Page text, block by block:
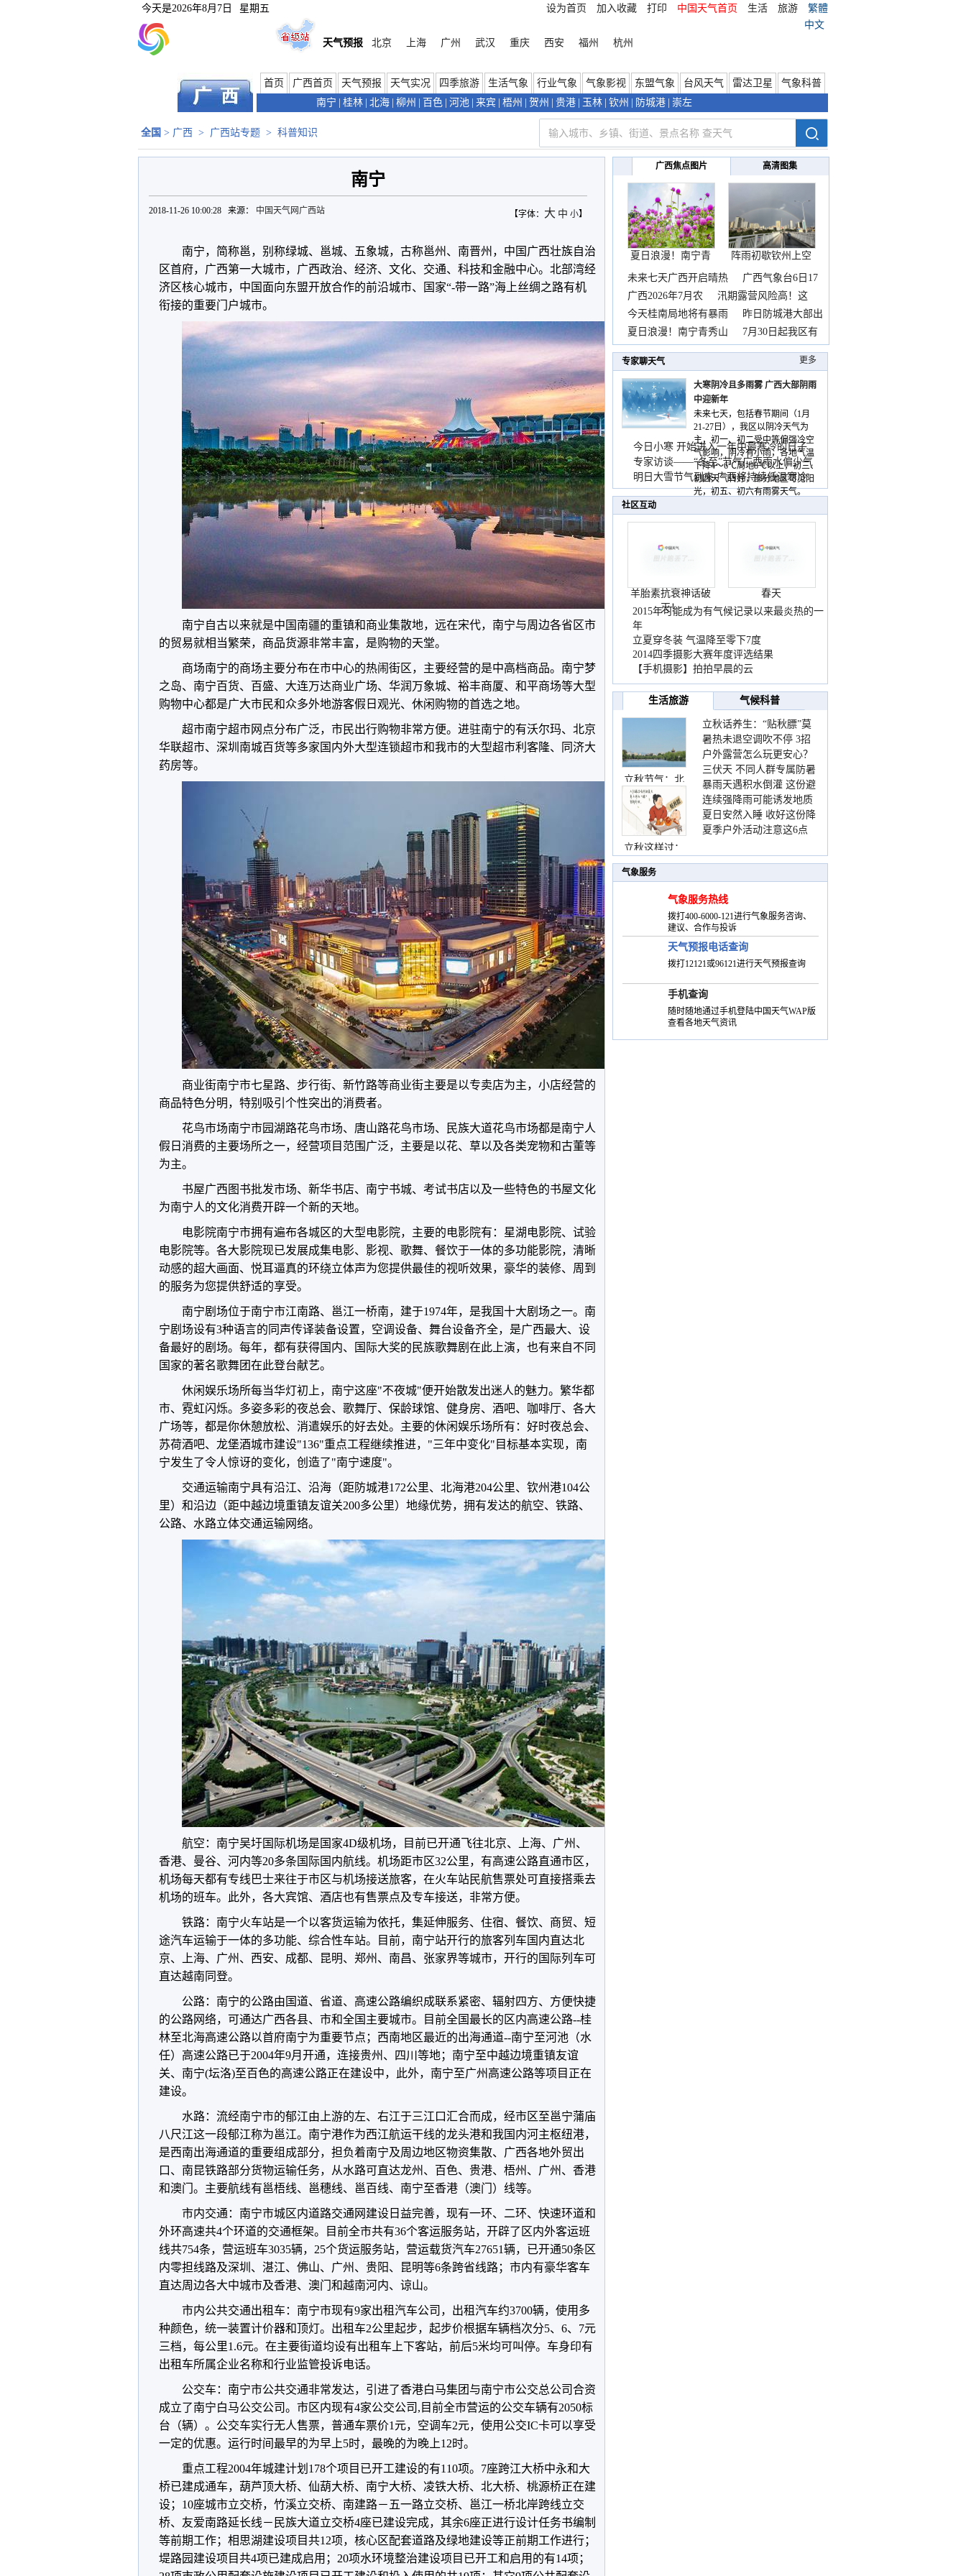
今天是2026年8月7日 星期五 设为首页 加入收藏 打印 中国天气首页 生活 旅游
繁體
中文
天气预报
北京 上海 广州 武汉 重庆 西安 福州 杭州
首页 广西首页 天气预报 天气实况 四季旅游 生活气象 行业气象 气象影视 东盟气象 台风天气 雷达卫星
气象科普
南宁
桂林 北海 柳州 百色 河池 来宾 梧州 贺州 贵港 玉林 钦州 防城港 崇左
全国 > 广西 > 广西站专题 > 科普知识
南宁
【字体： 大 中 小】
2018-11-26 10:00:28 来源： 中国天气网广西站
南宁，简称邕，别称绿城、邕城、五象城，古称邕州、南晋州，中国广西壮族自治
区首府，广西第一大城市，广西政治、经济、文化、交通、科技和金融中心。北部湾经
济区核心城市，中国面向东盟开放合作的前沿城市、国家“-带一路”海上丝绸之路有机
衔接的重要门户城市。
南宁自古以来就是中国南疆的重镇和商业集散地，远在宋代，南宁与周边各省区市
的贸易就相当繁荣，商品货源非常丰富，是购物的天堂。
商场南宁的商场主要分布在市中心的热闹街区，主要经营的是中高档商品。南宁梦
之岛、南宁百货、百盛、大连万达商业广场、华润万象城、裕丰商厦、和平商场等大型
购物中心都是广大市民和众多外地游客假日观光、休闲购物的首选之地。
超市南宁超市网点分布广泛，市民出行购物非常方便。进驻南宁的有沃尔玛、北京
华联超市、深圳南城百货等多家国内外大型连锁超市和我市的大型超市利客隆、同济大
药房等。
商业街南宁市七星路、步行街、新竹路等商业街主要是以专卖店为主，小店经营的
商品特色分明，特别吸引个性突出的消费者。
花鸟市场南宁市园湖路花鸟市场、唐山路花鸟市场、民族大道花鸟市场都是南宁人
假日消费的主要场所之一，经营项目范围广泛，主要是以花、草以及各类宠物和古董等
为主。
书屋广西图书批发市场、新华书店、南宁书城、考试书店以及一些特色的书屋文化
为南宁人的文化消费开辟一个新的天地。
电影院南宁市拥有遍布各城区的大型电影院，主要的电影院有：星湖电影院、试验
电影院等。各大影院现已发展成集电影、影视、歌舞、餐饮于一体的多功能影院，清晰
动感的超大画面、悦耳逼真的环绕立体声为您提供最佳的视听效果，豪华的装修、周到
的服务为您提供舒适的享受。
南宁剧场位于南宁市江南路、邕江一桥南，建于1974年，是我国十大剧场之一。南
宁剧场设有3种语言的同声传译装备设置，空调设备、舞台设备齐全，是广西最大、设
备最好的剧场。每年，都有获得国内、国际大奖的民族歌舞剧在此上演，也有来自不同
国家的著名歌舞团在此登台献艺。
休闲娱乐场所每当华灯初上，南宁这座"不夜城"便开始散发出迷人的魅力。繁华都
市、霓虹闪烁。多姿多彩的夜总会、歌舞厅、保龄球馆、健身房、酒吧、咖啡厅、各大
广场等，都是你休憩放松、消遣娱乐的好去处。主要的休闲娱乐场所有：好时夜总会、
苏荷酒吧、龙堡酒城市建设"136"重点工程继续推进，"三年中变化"目标基本实现，南
宁发生了令人惊讶的变化，创造了"南宁速度"。
交通运输南宁具有沿江、沿海（距防城港172公里、北海港204公里、钦州港104公
里）和沿边（距中越边境重镇友谊关200多公里）地缘优势，拥有发达的航空、铁路、
公路、水路立体交通运输网络。
航空：南宁吴圩国际机场是国家4D级机场，目前已开通飞往北京、上海、广州、
香港、曼谷、河内等20多条国际国内航线。机场距市区32公里，有高速公路直通市区，
机场每天都有专线巴士来往于市区与机场接送旅客，在火车站民航售票处可直接搭乘去
机场的班车。此外，各大宾馆、酒店也有售票点及专车接送，非常方便。
铁路：南宁火车站是一个以客货运输为依托，集延伸服务、住宿、餐饮、商贸、短
途汽车运输于一体的多功能、综合性车站。目前，南宁站开行的旅客列车国内直达北
京、上海、广州、西安、成都、昆明、郑州、南昌、张家界等城市，开行的国际列车可
直达越南同登。
公路：南宁的公路由国道、省道、高速公路编织成联系紧密、辐射四方、方便快捷
的公路网络，可通达广西各县、市和全国主要城市。目前全国最长的区内高速公路--桂
林至北海高速公路以首府南宁为重要节点；西南地区最近的出海通道--南宁至河池（水
任）高速公路已于2004年9月开通，连接贵州、四川等地；南宁至中越边境重镇友谊
关、南宁(坛洛)至百色的高速公路正在建设中，此外，南宁至广州高速公路等项目正在
建设。
水路：流经南宁市的郁江由上游的左、右江于三江口汇合而成，经市区至邕宁蒲庙
八尺江这一段郁江称为邕江。南宁港作为西江航运干线的龙头港和我国内河主枢纽港，
是西南出海通道的重要组成部分，担负着南宁及周边地区物资集散、广西各地外贸出
口、南昆铁路部分货物运输任务，从水路可直达龙州、百色、贵港、梧州、广州、香港
和澳门。主要航线有邕梧线、邕穗线、邕百线、南宁至香港（澳门）线等。
市内交通：南宁市城区内道路交通网建设日益完善，现有一环、二环、快速环道和
外环高速共4个环道的交通框架。目前全市共有36个客运服务站，开辟了区内外客运班
线共754条，营运班车3035辆，25个货运服务站，营运载货汽车27651辆，已开通50条区
内零担线路及深圳、湛江、佛山、广州、贵阳、昆明等6条跨省线路；市内有豪华客车
直达周边各大中城市及香港、澳门和越南河内、谅山。
市内公共交通出租车：南宁市现有9家出租汽车公司，出租汽车约3700辆，使用多
种颜色，统一装置计价器和顶灯。出租车2公里起步，起步价根据车辆档次分5、6、7元
三档，每公里1.6元。在主要街道均设有出租车上下客站，前后5米均可叫停。车身印有
出租车所属企业名称和行业监管投诉电话。
公交车：南宁市公共交通非常发达，引进了香港白马集团与南宁市公交总公司合资
成立了南宁白马公交公司。市区内现有4家公交公司,目前全市营运的公交车辆有2050标
台（辆）。公交车实行无人售票，普通车票价1元，空调车2元，使用公交IC卡可以享受
一定的优惠。运行时间最早的为早上5时，最晚的为晚上12时。
重点工程2004年城建计划178个项目已开工建设的有110项。7座跨江大桥中永和大
桥已建成通车，葫芦顶大桥、仙葫大桥、南宁大桥、凌铁大桥、北大桥、桃源桥正在建
设；10座城市立交桥，竹溪立交桥、南建路－五一路立交桥、邕江一桥北岸跨线立交
桥、友爱南路延长线－民族大道立交桥4座已建设完成，其余6座正进行设计任务书编制
等前期工作；相思湖建设项目共12项，核心区配套道路及绿地建设等正前期工作进行；
堤路园建设项目共4项已建成启用；20项水环境整治建设项目已开工和启用的有14项；
广西焦点图片 高清图集
夏日浪漫！南宁青
秀山
阵雨初歇钦州上空
邂逅
未来七天广西开启晴热
广西气象台6日17
时
广西2026年7月农
汛期露营风险高！这
份
今天桂南局地将有暴雨
昨日防城港大部出
现暴
夏日浪漫！南宁青秀山
7月30日起我区有
持
专家聊天气 更多
大寒阴冷且多雨雾 广西大部阴雨
中迎新年
未来七天，包括春节期间（1月
21-27日），我区以阴冷天气为
主，初一、初二受中等偏强冷空
气影响，阴冷有小雨，各地气温
下降4～6℃局地8℃以上，初三、
初四天气转好，部分地区可见阳
光，初五、初六有雨雾天气。
今日小寒 开始进入一年中最寒冷的日子
专家访谈——“冬至”节气广西雨水偏少气
温低
明日大雪节气到来 广西将持续低温寒冷
天气
社区互动
羊胎素抗衰神话破
灭！
春天
2015年可能成为有气候记录以来最炎热的一
年
立夏穿冬装 气温降至零下7度
2014四季摄影大赛年度评选结果
【手机摄影】拍拍早晨的云
生活旅游 气候科普
立秋节气：北
立秋这样过：
立秋话养生：“贴秋膘”莫
着急 先清暑再防燥
暑热未退空调吹不停 3招
护住肩颈不酸痛
户外露营怎么玩更安心？
这份攻略请收好
三伏天 不同人群专属防暑
要点请收好
暴雨天遇积水倒灌 这份避
险提示请收好
连续强降雨可能诱发地质
灾害 这些前兆要知道
夏日安然入睡 收好这份降
温小贴士
夏季户外活动注意这6点
气象服务
气象服务热线
拨打400-6000-121进行气象服务咨询、
建议、合作与投诉
天气预报电话查询
拨打12121或96121进行天气预报查询
手机查询
随时随地通过手机登陆中国天气WAP版
查看各地天气资讯